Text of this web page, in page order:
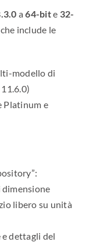
a64-bite 32-
che include le
modello di
Platinum e
libero su unità
dettagli del